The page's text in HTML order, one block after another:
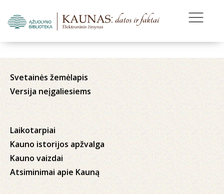
Svetainės žemėlapis
Versija neįgaliesiems
Laikotarpiai
Kauno istorijos apžvalga
Kauno vaizdai
Atsiminimai apie Kauną